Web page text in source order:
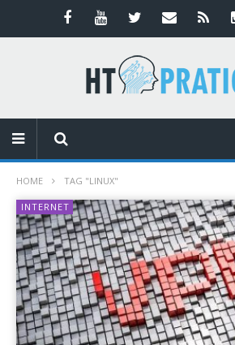
HOME TAG "LINUX"
INTERNET